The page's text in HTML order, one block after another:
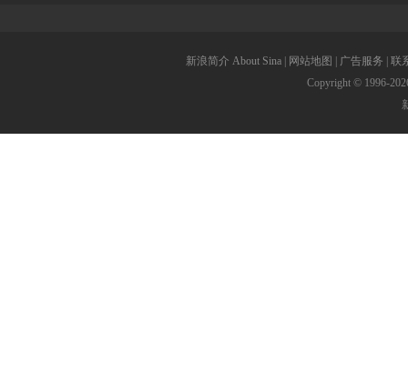
新浪简介 About Sina 网站地图 广告服务
联
Copyright © 1996-